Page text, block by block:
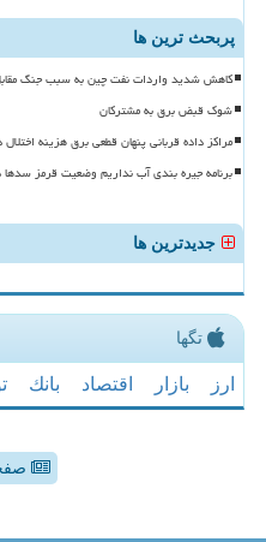
پربحث ترین ها
کاهش شدید واردات نفت چین به سبب جنگ
شوک قبض برق به مشترکان
مراکز داده قربانی پنهان قطعی برق هزینه
برنامه جیره بندی آب نداریم وضعیت قرمز
جدیدترین ها
تگها
ارز بازار اقتصاد بانك